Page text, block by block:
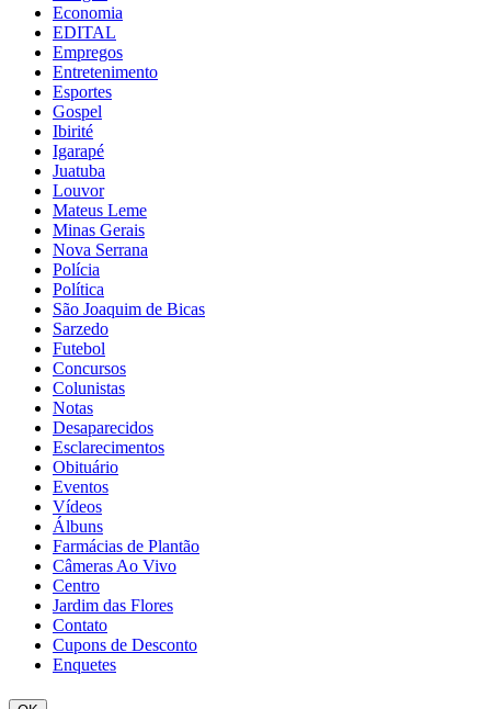
Economia
EDITAL
Empregos
Entretenimento
Esportes
Gospel
Ibirité
Igarapé
Juatuba
Louvor
Mateus Leme
Minas Gerais
Nova Serrana
Polícia
Política
São Joaquim de Bicas
Sarzedo
Futebol
Concursos
Colunistas
Notas
Desaparecidos
Esclarecimentos
Obituário
Eventos
Vídeos
Álbuns
Farmácias de Plantão
Câmeras Ao Vivo
Centro
Jardim das Flores
Contato
Cupons de Desconto
Enquetes